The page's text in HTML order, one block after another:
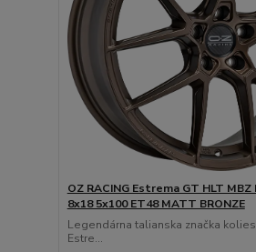
OZ RACING Estrema GT HLT
8x18 5x100 ET48 MATT BRONZE
Legendárna talianska značka kolies
Estre...